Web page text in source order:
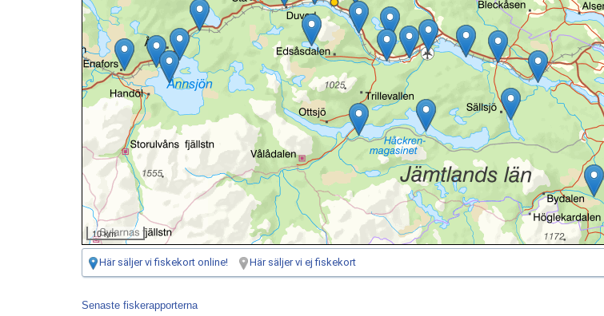
10 km
Här säljer vi fiskekort online! Här säljer vi ej fiskekort
Senaste fiskerapporterna